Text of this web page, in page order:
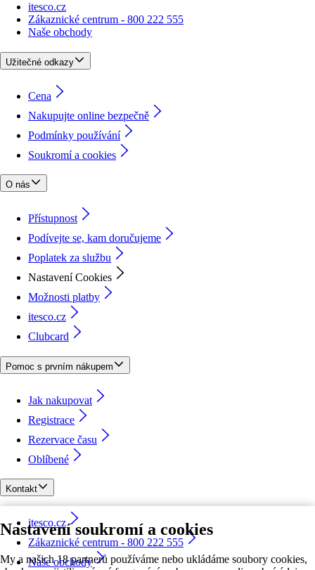
Nastavení soukromí a cookies
My a našich 18 partnerů používáme nebo ukládáme soubory cookies,
itesco.cz
Zákaznické centrum - 800 222 555
Naše obchody
Užitečné odkazy
Cena
Nakupujte online bezpečně
Podmínky používání
Soukromí a cookies
O nás
Přístupnost
Podívejte se, kam doručujeme
Poplatek za službu
Nastavení Cookies
Možnosti platby
itesco.cz
Clubcard
Pomoc s prvním nákupem
Jak nakupovat
Registrace
Rezervace času
Oblíbené
Kontakt
itesco.cz
Zákaznické centrum - 800 222 555
Naše obchody